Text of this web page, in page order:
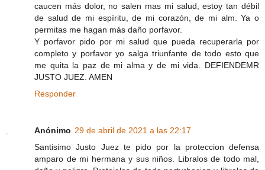
caucen más dolor, no salen mas mi salud, estoy tan débil
de salud de mi espíritu, de mi corazón, de mi alm. Ya o
permitas me hagan más daño porfavor.
Y porfavor pido por mi salud que pueda recuperarla por
completo y porfavor yo salga triunfante de todo esto que
me quita la paz de mi alma y de mi vida. DEFIENDEMR
JUSTO JUEZ. AMEN
Responder
Anónimo 29 de abril de 2021 a las 22:17
Santisimo Justo Juez te pido por la proteccion defensa
amparo de mi hermana y sus niños. Libralos de todo mal,